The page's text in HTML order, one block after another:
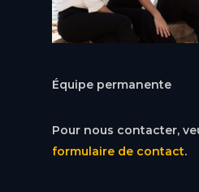
Équipe permanente
Pour nous contacter,
formulaire de contact.